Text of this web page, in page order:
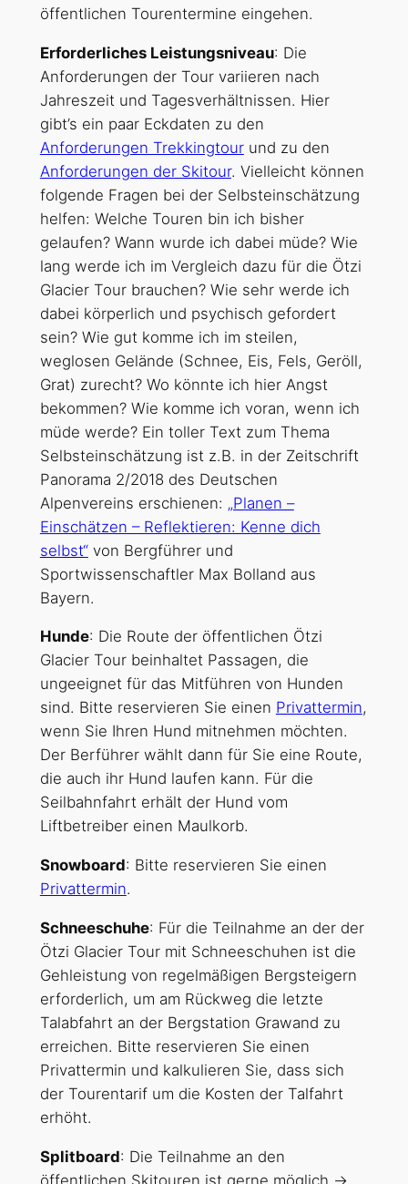
öffentlichen Tourentermine eingehen.
Erforderliches Leistungsniveau: Die
Anforderungen der Tour variieren nach
Jahreszeit und Tagesverhältnissen. Hier
gibt’s ein paar Eckdaten zu den
Anforderungen Trekkingtourund zu den
Anforderungen der Skitour. Vielleicht können
folgende Fragen bei der Selbsteinschätzung
helfen: Welche Touren bin ich bisher
gelaufen? Wann wurde ich dabei müde? Wie
lang werde ich im Vergleich dazu für die Ötzi
Glacier Tour brauchen? Wie sehr werde ich
dabei körperlich und psychisch gefordert
sein? Wie gut komme ich im steilen,
weglosen Gelände (Schnee, Eis, Fels, Geröll,
Grat) zurecht? Wo könnte ich hier Angst
bekommen? Wie komme ich voran, wenn ich
müde werde? Ein toller Text zum Thema
Selbsteinschätzung ist z.B. in der Zeitschrift
Panorama 2/2018 des Deutschen
Alpenvereins erschienen: „Planen –
Einschätzen – Reflektieren: Kenne dich
selbst“von Bergführer und
Sportwissenschaftler Max Bolland aus
Bayern.
Hunde: Die Route der öffentlichen Ötzi
Glacier Tour beinhaltet Passagen, die
ungeeignet für das Mitführen von Hunden
sind. Bitte reservieren Sie einen Privattermin,
wenn Sie Ihren Hund mitnehmen möchten.
Der Berführer wählt dann für Sie eine Route,
die auch ihr Hund laufen kann. Für die
Seilbahnfahrt erhält der Hund vom
Liftbetreiber einen Maulkorb.
Snowboard: Bitte reservieren Sie einen
Privattermin.
Schneeschuhe: Für die Teilnahme an der der
Ötzi Glacier Tour mit Schneeschuhen ist die
Gehleistung von regelmäßigen Bergsteigern
erforderlich, um am Rückweg die letzte
Talabfahrt an der Bergstation Grawand zu
erreichen. Bitte reservieren Sie einen
Privattermin und kalkulieren Sie, dass sich
der Tourentarif um die Kosten der Talfahrt
erhöht.
Splitboard: Die Teilnahme an den
öffentlichen Skitouren ist gerne möglich ->